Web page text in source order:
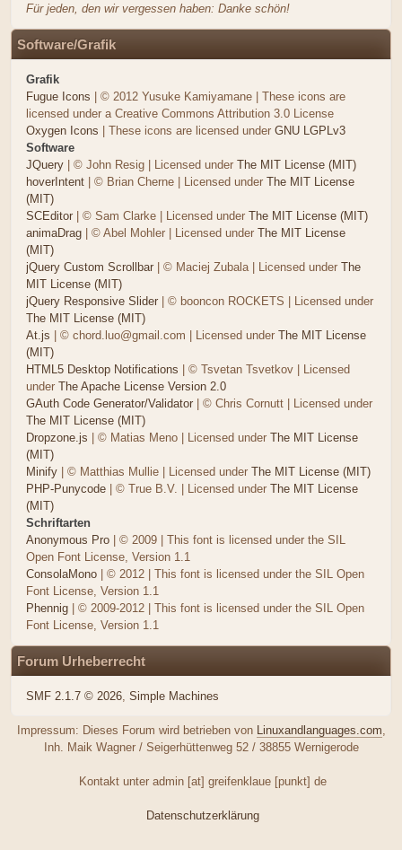
Für jeden, den wir vergessen haben: Danke schön!
Software/Grafik
Grafik
Fugue Icons | © 2012 Yusuke Kamiyamane | These icons are
licensed under a Creative Commons Attribution 3.0 License
Oxygen Icons | These icons are licensed under GNU LGPLv3
Software
JQuery | © John Resig | Licensed under The MIT License (MIT)
hoverIntent | © Brian Cherne | Licensed under The MIT License
(MIT)
SCEditor | © Sam Clarke | Licensed under The MIT License (MIT)
animaDrag | © Abel Mohler | Licensed under The MIT License
(MIT)
jQuery Custom Scrollbar | © Maciej Zubala | Licensed under The
MIT License (MIT)
jQuery Responsive Slider | © booncon ROCKETS | Licensed under
The MIT License (MIT)
At.js | © chord.luo@gmail.com | Licensed under The MIT License
(MIT)
HTML5 Desktop Notifications | © Tsvetan Tsvetkov | Licensed
under The Apache License Version 2.0
GAuth Code Generator/Validator | © Chris Cornutt | Licensed under
The MIT License (MIT)
Dropzone.js | © Matias Meno | Licensed under The MIT License
(MIT)
Minify | © Matthias Mullie | Licensed under The MIT License (MIT)
PHP-Punycode | © True B.V. | Licensed under The MIT License
(MIT)
Schriftarten
Anonymous Pro | © 2009 | This font is licensed under the SIL
Open Font License, Version 1.1
ConsolaMono | © 2012 | This font is licensed under the SIL Open
Font License, Version 1.1
Phennig | © 2009-2012 | This font is licensed under the SIL Open
Font License, Version 1.1
Forum Urheberrecht
SMF 2.1.7 © 2026 Simple Machines
Impressum: Dieses Forum wird betrieben von Linuxandlanguages.com
Inh. Maik Wagner / Seigerhüttenweg 52 / 38855 Wernigerode
Kontakt unter admin [at] greifenklaue [punkt] de
Datenschutzerklärung